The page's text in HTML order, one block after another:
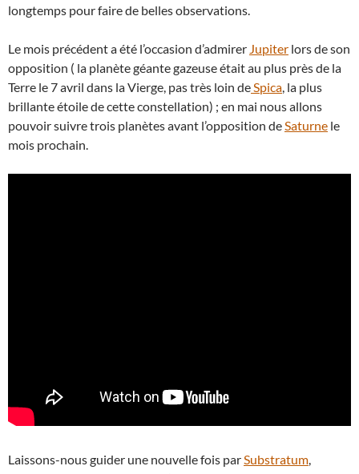
longtemps pour faire de belles observations.
Le mois précédent a été l’occasion d’admirer Jupiter lors de son
opposition ( la planète géante gazeuse était au plus près de la
Terre le 7 avril dans la Vierge, pas très loin deSpica, la plus
brillante étoile de cette constellation) ; en mai nous allons
pouvoir suivre trois planètes avant l’opposition deSaturne le
mois prochain.
Laissons-nous guider une nouvelle fois parSubstratum,